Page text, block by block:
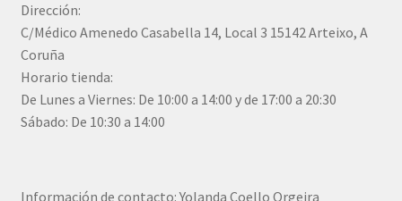
Dirección:
C/Médico Amenedo Casabella 14, Local 3 15142 Arteixo, A
Coruña
Horario tienda:
De Lunes a Viernes: De 10:00 a 14:00 y de 17:00 a 20:30
Sábado: De 10:30 a 14:00
Información de contacto: Yolanda Coello Orgeira